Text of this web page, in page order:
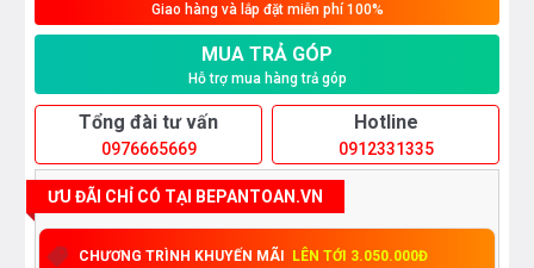
Giao hàng và lắp đặt miễn phí 100%
MUA TRẢ GÓP
Hỗ trợ mua hàng trả góp
Tổng đài tư vấn
0976665669
Hotline
0912331335
ƯU ĐÃI CHỈ CÓ TẠI BEPANTOAN.VN
CHƯƠNG TRÌNH KHUYẾN MÃI LÊN TỚI 3.050.000Đ